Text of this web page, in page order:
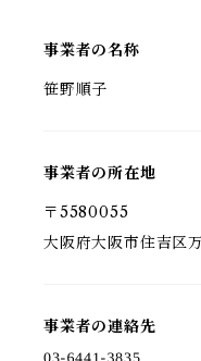
事業者の名称
笹野順子
事業者の所在地
〒5580055
大阪府大阪市住吉区
事業者の連絡先